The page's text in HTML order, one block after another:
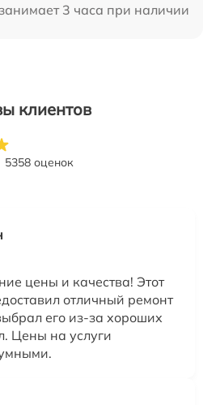
3 часа при наличии
клиентов
5358 оценок
цены и качества! Этот
отличный ремонт
его из-за хороших
Цены на услуги